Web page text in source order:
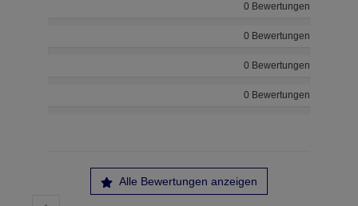
0 Bewertungen
0 Bewertungen
0 Bewertungen
0 Bewertungen
Alle Bewertungen anzeigen